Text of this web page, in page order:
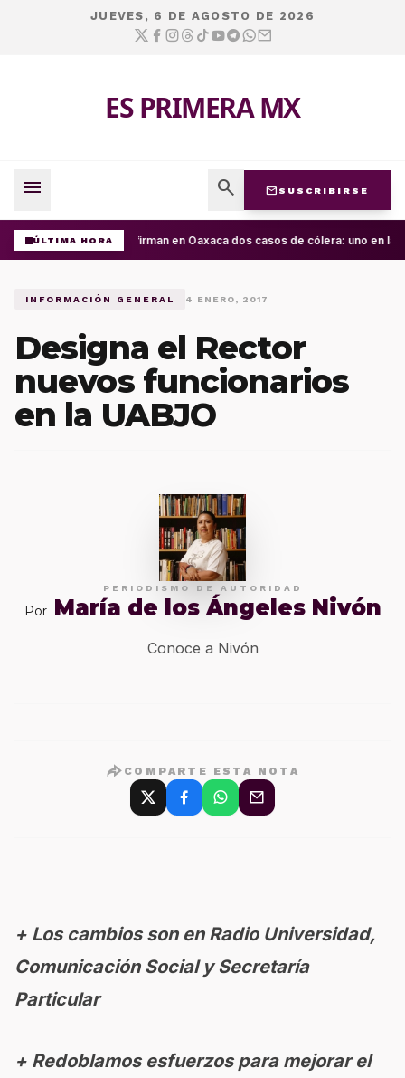
JUEVES, 6 DE AGOSTO DE 2026
ES PRIMERA MX
menu search mail SUSCRIBIRSE
ÚLTIMA HORAConfirman en Oaxaca dos casos de cólera: uno en la
INFORMACIÓN GENERAL 4 ENERO, 2017
Designa el Rector
nuevos funcionarios
en la UABJO
PERIODISMO DE AUTORIDAD
Por María de los Ángeles Nivón
Conoce a Nivón
COMPARTE ESTA NOTA
+ Los cambios son en Radio Universidad,
Comunicación Social y Secretaría
Particular
+ Redoblamos esfuerzos para mejorar el